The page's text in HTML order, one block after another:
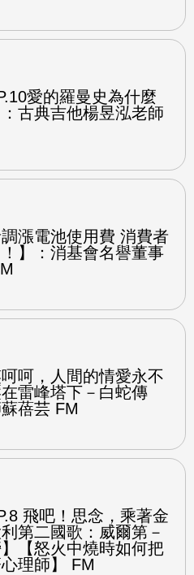
愛的羅曼史為什麼
古典吉他楊昱泓老師
調漲電池使用費 消費者
】：消基會名譽董事
呵呵，人間的情愛永不
雷峰塔下－白蛇傳
蓓芸 FM
飛吧！思念，乘著金
第二國歌：威爾第－
【怒火中燒時如何把
理師】 FM